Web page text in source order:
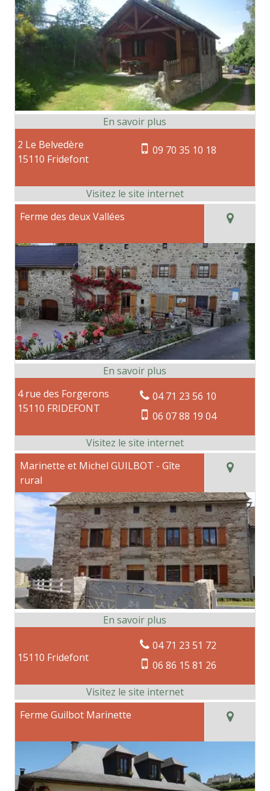
2 Le Belvedère
15110 Fridefont
09 70 35 10 18
Ferme des deux Vallées
4 rue des Forgerons
15110 FRIDEFONT
04 71 23 56 10
06 07 88 19 04
Marinette et Michel GUILBOT - Gîte
rural
15110 Fridefont
04 71 23 51 72
06 86 15 81 26
Ferme Guilbot Marinette